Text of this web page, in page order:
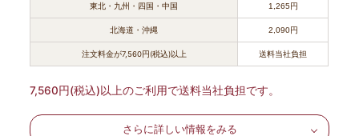
東北・九州・四国・中国 1,265円
北海道・沖縄 2,090円
注文料金が7,560円(税込)以上 送料当社負担
7,560円(税込)以上のご利用で送料当社負担です。
さらに詳しい情報をみる